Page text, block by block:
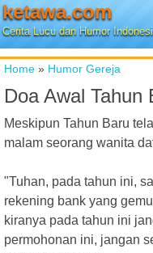
ketawa.com
Cerita Lucu dan Humor
Home » Humor Gereja
Doa Awal Tahun
Meskipun Tahun Baru
malam seorang wanita
"Tuhan, pada tahun ini,
rekening bank yang
kiranya pada tahun ini
permohonan ini, jangan